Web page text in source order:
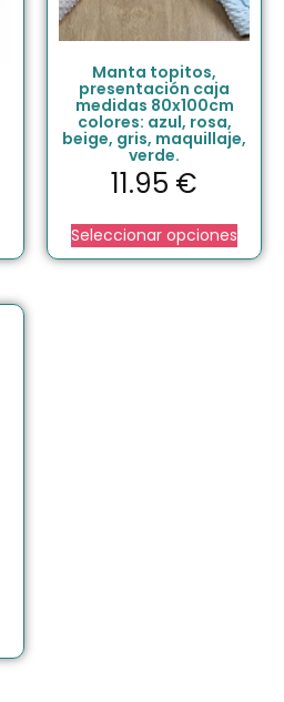
Manta topitos,
presentación caja
medidas 80x100cm
colores: azul, rosa,
beige, gris, maquillaje,
verde.
11.95 €
Seleccionar opciones